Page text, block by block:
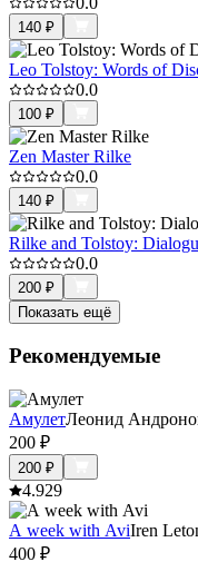
140 ₽
Leo Tolstoy: Words of
0.0
100 ₽
Zen Master Rilke
0.0
140 ₽
Rilke and Tolstoy:
0.0
200 ₽
Показать ещё
Рекомендуемые
АмулетЛеонид
200 ₽
200 ₽
4.929
A week with AviIren
400 ₽